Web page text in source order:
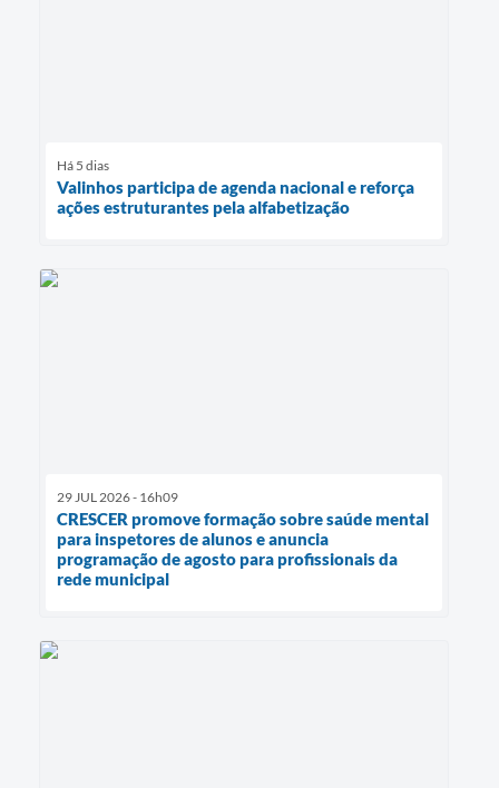
Há 5 dias
Valinhos participa de agenda nacional e reforça
ações estruturantes pela alfabetização
29 JUL 2026 - 16h09
CRESCER promove formação sobre saúde mental
para inspetores de alunos e anuncia
programação de agosto para profissionais da
rede municipal